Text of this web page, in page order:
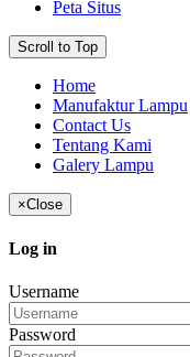
Peta Situs
Scroll to Top
Home
Manufaktur Lampu
Contact Us
Tentang Kami
Galery Lampu
×Close
Log in
Username
Password